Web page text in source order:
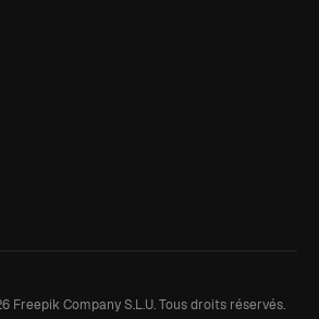
Freepik Company S.L.U.Tous droits réservés.